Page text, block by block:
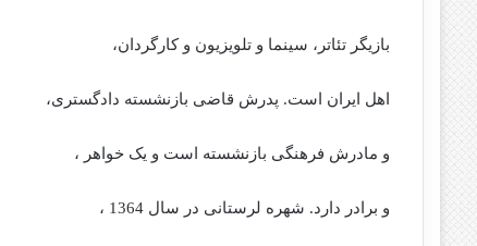
بازیگر تئاتر، سینما و تلویزیون و کارگردان،
اهل ایران است. پدرش قاضی بازنشسته دادگستری،
و مادرش فرهنگی بازنشسته است و یک خواهر ،
و برادر دارد. شهره لرستانی در سال 1364 ،